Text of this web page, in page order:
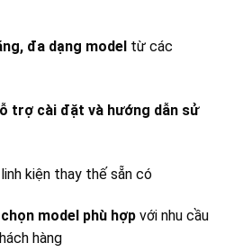
đa dạng model từ các
trợ cài đặt và hướng dẫn sử
kiện thay thế sẵn có
model phù hợpvới nhu cầu
hàng